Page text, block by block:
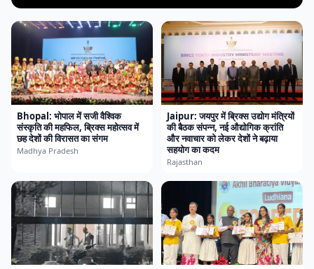
Bhopal: भोपाल में सजी वैश्विक
संस्कृति की महफिल, ब्रिक्स महोत्सव में
छह देशों की विरासत का संगम
Madhya Pradesh
Jaipur: जयपुर में ब्रिक्स उद्योग मंत्रियों
की बैठक संपन्न, नई औद्योगिक क्रांति
और नवाचार को लेकर देशों ने बढ़ाया
सहयोग का कदम
Rajasthan